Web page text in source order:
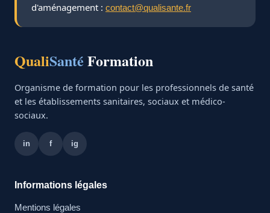
d'aménagement : contact@qualisante.fr
QualiSanté Formation
Organisme de formation pour les professionnels de santé
et les établissements sanitaires, sociaux et médico-
sociaux.
in f ig
Informations légales
Mentions légales